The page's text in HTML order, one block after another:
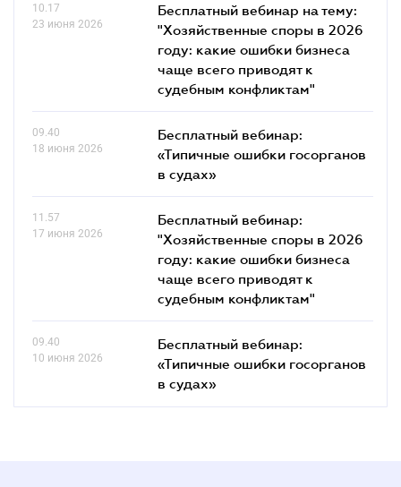
10.17
23 июня 2026
Бесплатный вебинар на тему:
"Хозяйственные споры в 2026
году: какие ошибки бизнеса
чаще всего приводят к
судебным конфликтам"
09.40
18 июня 2026
Бесплатный вебинар:
«Типичные ошибки госорганов
в судах»
11.57
17 июня 2026
Бесплатный вебинар:
"Хозяйственные споры в 2026
году: какие ошибки бизнеса
чаще всего приводят к
судебным конфликтам"
09.40
10 июня 2026
Бесплатный вебинар:
«Типичные ошибки госорганов
в судах»